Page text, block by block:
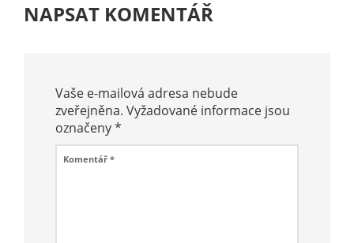
NAPSAT KOMENTÁŘ
Vaše e-mailová adresa nebude
zveřejněna. Vyžadované informace jsou
označeny*
Komentář *